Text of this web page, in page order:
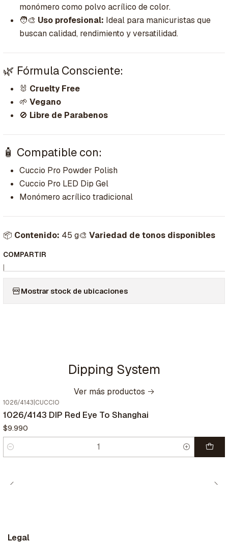
monómero como polvo acrílico de color.
🧑‍🎨 Uso profesional: Ideal para manicuristas que
buscan calidad, rendimiento y versatilidad.
🌿 Fórmula Consciente:
🐰 Cruelty Free
🌱 Vegano
🚫 Libre de Parabenos
🧴 Compatible con:
Cuccio Pro Powder Polish
Cuccio Pro LED Dip Gel
Monómero acrílico tradicional
📦 Contenido: 45 g🎨 Variedad de tonos disponibles
COMPARTIR
|
Mostrar stock de ubicaciones
Dipping System
Ver más productos
1026/4143 CUCCIO
1026/4143 DIP Red Eye To Shanghai
$9.990
Cantidad
Legal